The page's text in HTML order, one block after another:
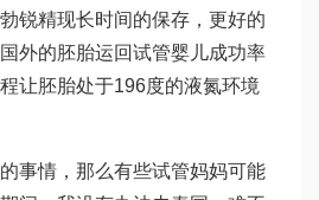
勃锐精现长时间的保存，更好的
外的胚胎运回试管婴儿成功率
让胚胎处于196度的液氮环境
事情，那么有些试管妈妈可能